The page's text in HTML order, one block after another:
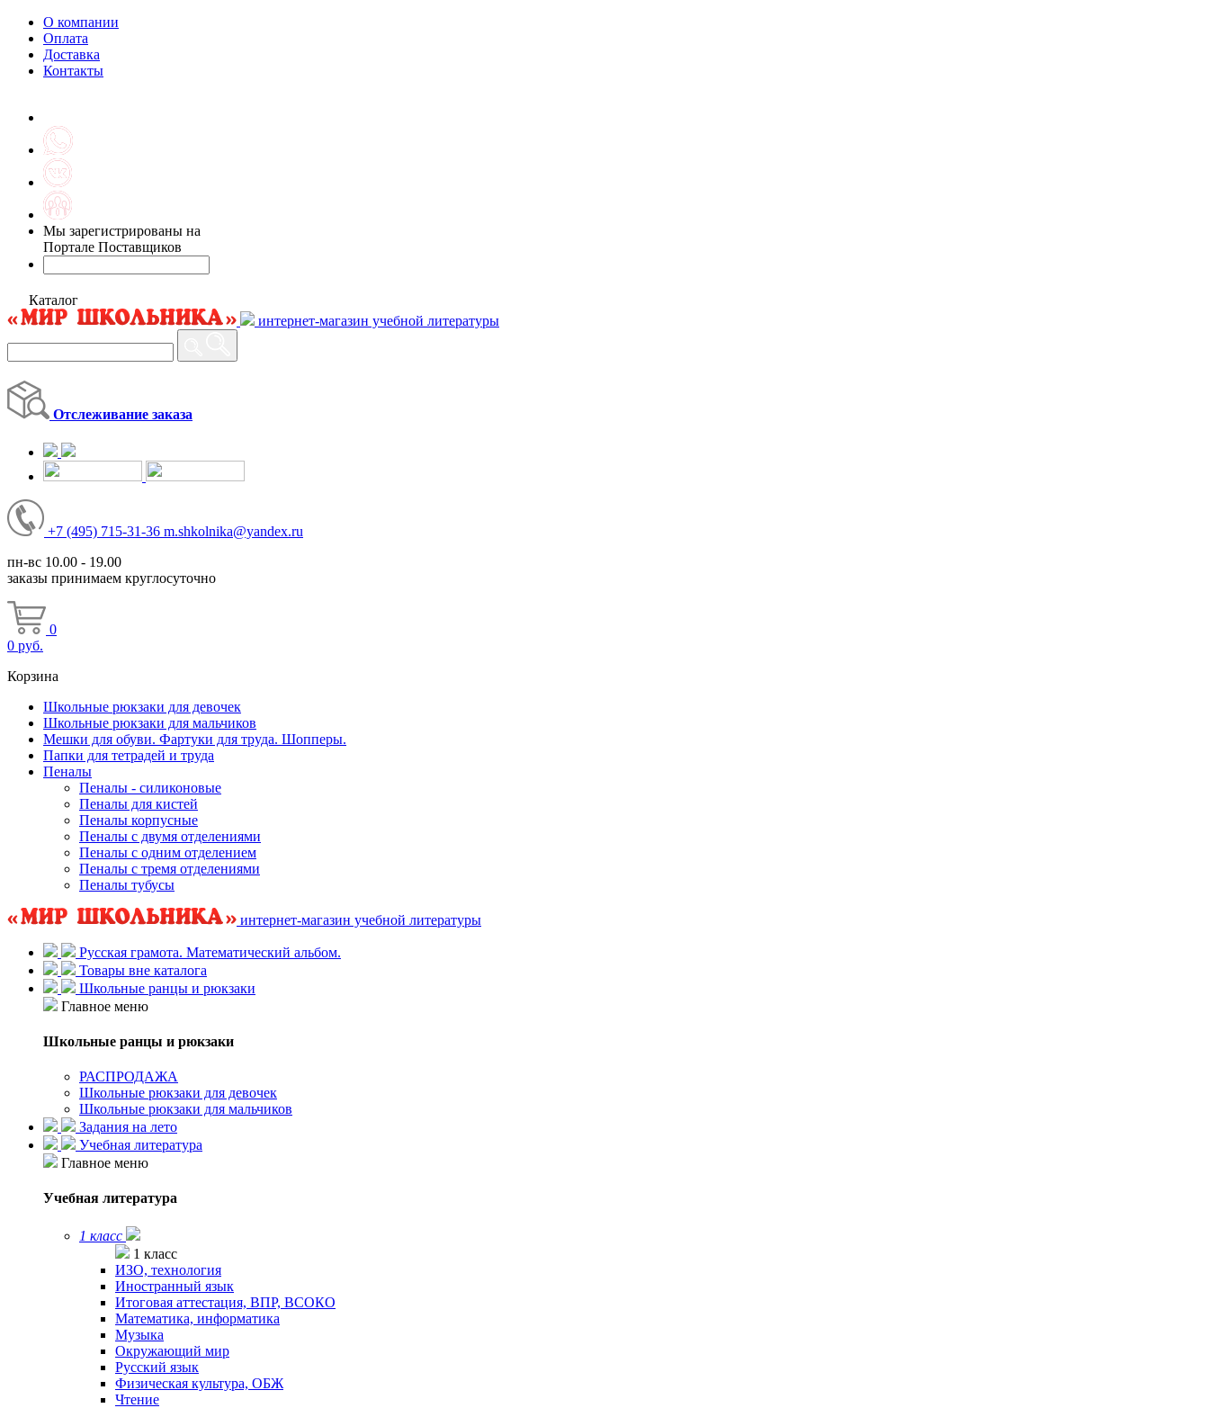
О компании
Оплата
Доставка
Контакты
Мы зарегистрированы на
Портале Поставщиков
Каталог
интернет-магазин учебной литературы
Отслеживание заказа
+7 (495) 715-31-36 m.shkolnika@yandex.ru
пн-вс 10.00 - 19.00
заказы принимаем круглосуточно
0
0 руб.
Корзина
Школьные рюкзаки для девочек
Школьные рюкзаки для мальчиков
Мешки для обуви. Фартуки для труда. Шопперы.
Папки для тетрадей и труда
Пеналы
Пеналы - силиконовые
Пеналы для кистей
Пеналы корпусные
Пеналы с двумя отделениями
Пеналы с одним отделением
Пеналы с тремя отделениями
Пеналы тубусы
интернет-магазин учебной литературы
Русская грамота. Математический альбом.
Товары вне каталога
Школьные ранцы и рюкзаки
Главное меню
Школьные ранцы и рюкзаки
РАСПРОДАЖА
Школьные рюкзаки для девочек
Школьные рюкзаки для мальчиков
Задания на лето
Учебная литература
Главное меню
Учебная литература
1 класс
1 класс
ИЗО, технология
Иностранный язык
Итоговая аттестация, ВПР, ВСОКО
Математика, информатика
Музыка
Окружающий мир
Русский язык
Физическая культура, ОБЖ
Чтение